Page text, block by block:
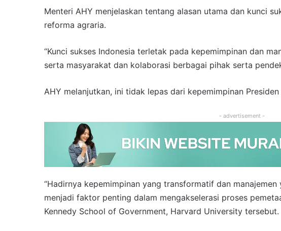
Menteri AHY menjelaskan tentang alasan utama dan kunci
reforma agraria.
“Kunci sukses Indonesia terletak pada kepemimpinan dan
serta masyarakat dan kolaborasi berbagai pihak serta
AHY melanjutkan, ini tidak lepas dari kepemimpinan
- advertisement -
“Hadirnya kepemimpinan yang transformatif dan
menjadi faktor penting dalam mengakselerasi proses
Kennedy School of Government, Harvard University tersebut.